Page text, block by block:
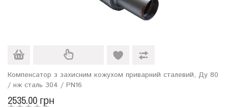
Компенсатор з захисним кожухом приварний сталевий, Ду 80
/ нж сталь 304 / PN16
2535.00 грн